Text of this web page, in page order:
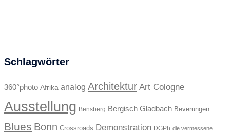
Schlagwörter
360°photo Afrika analog Architektur Art Cologne
Ausstellung Bensberg Bergisch Gladbach Beverungen
Blues Bonn Crossroads Demonstration DGPh die vermessene